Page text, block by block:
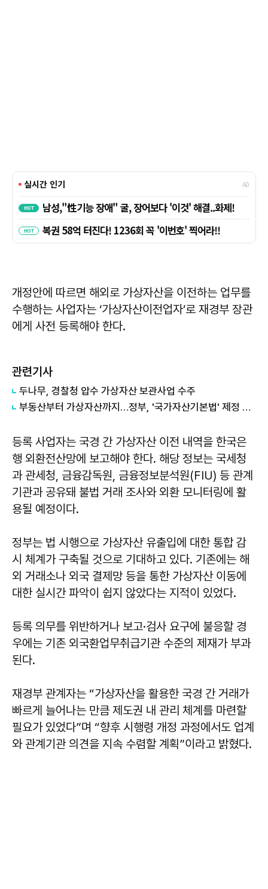
개정안에 따르면 해외로 가상자산을 이전하는 업무를
수행하는 사업자는 ‘가상자산이전업자’로 재경부 장관
에게 사전 등록해야 한다.
관련기사
두나무, 경찰청 압수 가상자산 보관사업 수주
부동산부터 가상자산까지…정부, '국가자산기본법' 제정 추진
등록 사업자는 국경 간 가상자산 이전 내역을 한국은
행 외환전산망에 보고해야 한다. 해당 정보는 국세청
과 관세청, 금융감독원, 금융정보분석원(FIU) 등 관계
기관과 공유돼 불법 거래 조사와 외환 모니터링에 활
용될 예정이다.
정부는 법 시행으로 가상자산 유출입에 대한 통합 감
시 체계가 구축될 것으로 기대하고 있다. 기존에는 해
외 거래소나 외국 결제망 등을 통한 가상자산 이동에
대한 실시간 파악이 쉽지 않았다는 지적이 있었다.
등록 의무를 위반하거나 보고·검사 요구에 불응할 경
우에는 기존 외국환업무취급기관 수준의 제재가 부과
된다.
재경부 관계자는 “가상자산을 활용한 국경 간 거래가
빠르게 늘어나는 만큼 제도권 내 관리 체계를 마련할
필요가 있었다”며 “향후 시행령 개정 과정에서도 업계
와 관계기관 의견을 지속 수렴할 계획”이라고 밝혔다.